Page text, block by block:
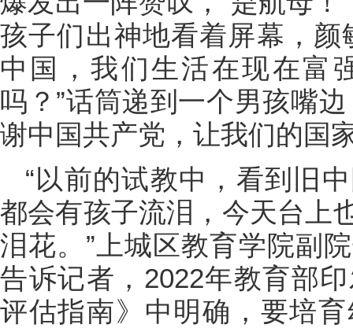
孩子们出神地看着屏幕，颜
中国，我们生活在现在富
吗？”话筒递到一个男孩嘴
谢中国共产党，让我们的国
“以前的试教中，看到旧
都会有孩子流泪，今天台上
泪花。”上城区教育学院副
告诉记者，2022年教育部
评估指南》中明确，要培